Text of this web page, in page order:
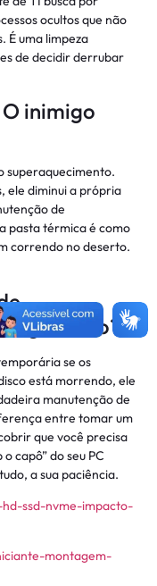
ocultos que não
É uma limpeza
de decidir derrubar
inimigo
superaquecimento.
ele diminui a própria
de
pasta térmica é como
correndo no deserto.
se os
está morrendo, ele
manutenção de
entre tomar um
que você precisa
capô” do seu PC
a sua paciência.
ssd-nvme-impacto-
montagem-